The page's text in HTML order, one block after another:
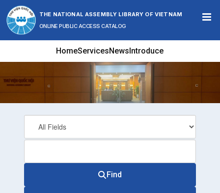
Skip to content
THE NATIONAL ASSEMBLY LIBRARY OF VIETNAM
ONLINE PUBLIC ACCESS CATALOG
HomeServicesNewsIntroduce
Find